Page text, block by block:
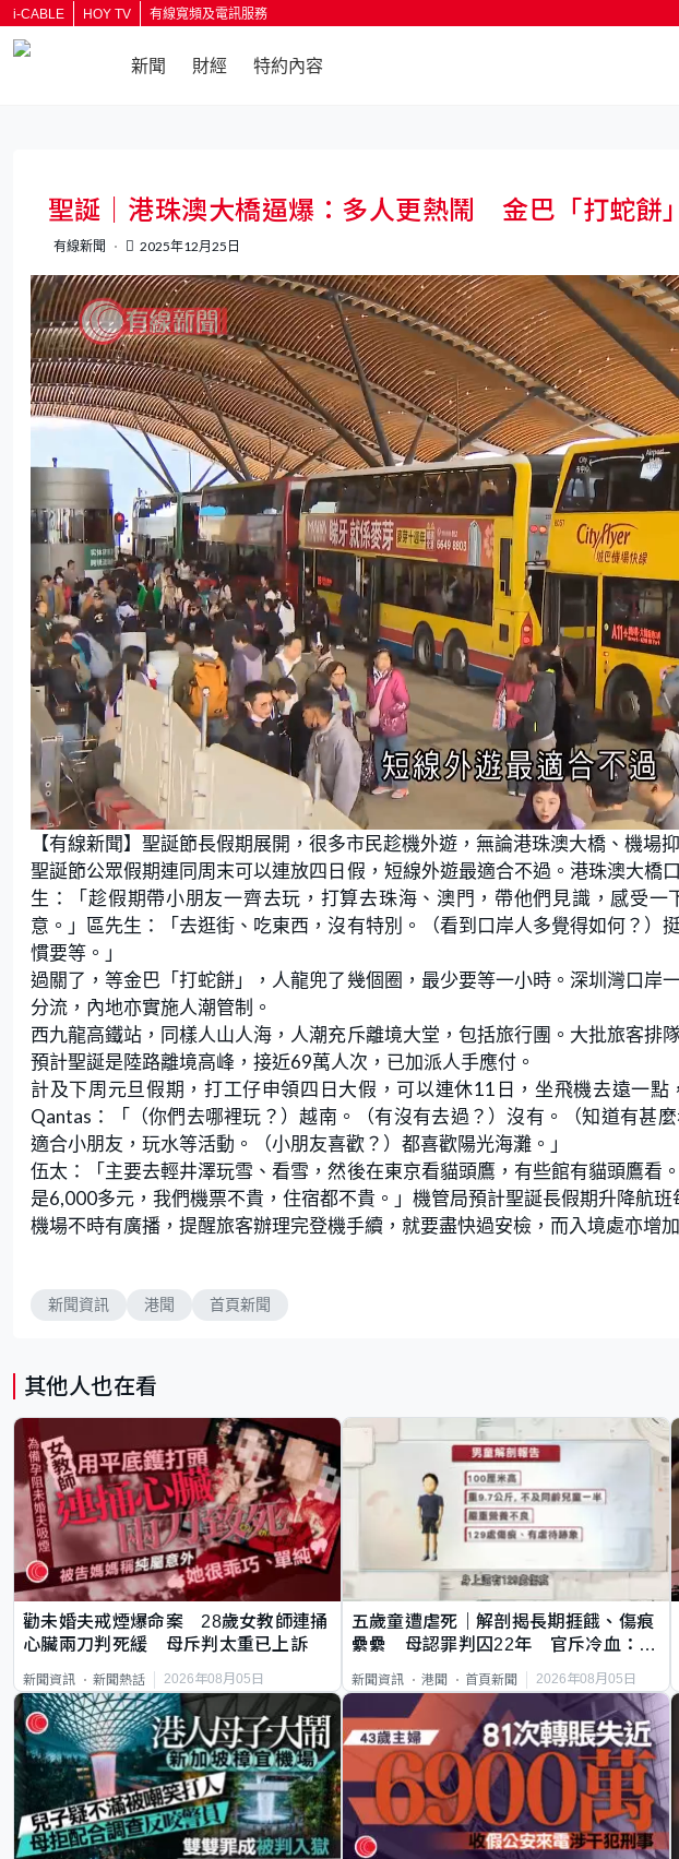
i-CABLE HOY TV 有線寬頻及電訊服務
新聞 財經 特約內容
聖誕｜港珠澳大橋逼爆：多人更熱鬧 金巴「打蛇餅
有線新聞 2025年12月25日
U
n
m
u
t
e
L
a
d
d
:
1
7
2
0
【有線新聞】聖誕節長假期展開，很多市民趁機外遊，無論港珠澳大橋、機場
聖誕節公眾假期連同周末可以連放四日假，短線外遊最適合不過。港珠澳大橋
生：「趁假期帶小朋友一齊去玩，打算去珠海、澳門，帶他們見識，感受
意。」區先生：「去逛街、吃東西，沒有特別。（看到口岸人多覺得如何？）
慣要等。」
過關了，等金巴「打蛇餅」，人龍兜了幾個圈，最少要等一小時。深圳灣口岸
分流，內地亦實施人潮管制。
西九龍高鐵站，同樣人山人海，人潮充斥離境大堂，包括旅行團。大批旅客排
預計聖誕是陸路離境高峰，接近69萬人次，已加派人手應付。
計及下周元旦假期，打工仔申領四日大假，可以連休11日，坐飛機去遠一點
Qantas：「（你們去哪裡玩？）越南。（有沒有去過？）沒有。（知道有甚
適合小朋友，玩水等活動。（小朋友喜歡？）都喜歡陽光海灘。」
伍太：「主要去輕井澤玩雪、看雪，然後在東京看貓頭鷹，有些館有貓頭鷹看
是6,000多元，我們機票不貴，住宿都不貴。」機管局預計聖誕長假期升降航班
機場不時有廣播，提醒旅客辦理完登機手續，就要盡快過安檢，而入境處亦增
新聞資訊 港聞 首頁新聞
其他人也在看
勸未婚夫戒煙爆命案 28歲女教師連捅
心臟兩刀判死緩 母斥判太重已上訴
新聞資訊 新聞熱話 2026年08月05日
五歲童遭虐死｜解剖揭長期捱餓、傷痕
纍纍 母認罪判囚22年 官斥冷血：同
新聞資訊 港聞 首頁新聞 2026年08月05日